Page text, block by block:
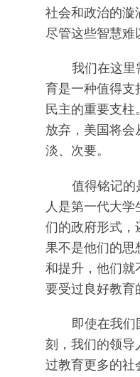
社会和政治的漩
尽管这些智慧难
我们在这里
育是一种值得支
民主的重要支柱
放弃，美国将会
淡、次要。
值得铭记的
人是第一代大
们的政府形式，
果不是他们的思
和提升，他们就
要受过良好教育
即使在我们
刻，我们的领导
过教育更多的社